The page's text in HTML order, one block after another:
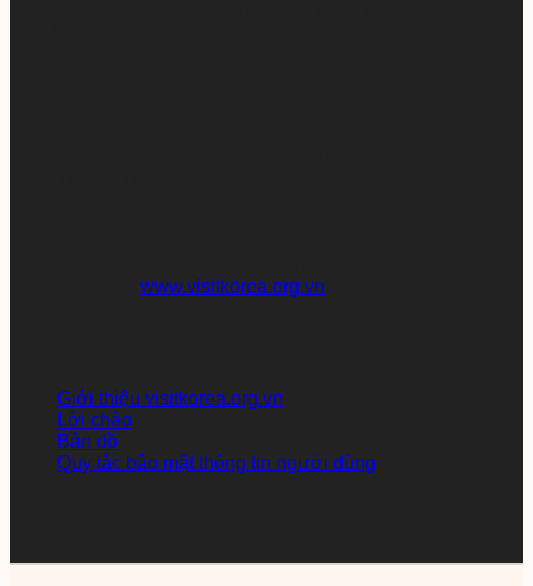
www.visitkorea.org.vn
Giới thiệu visitkorea.org.vn
Lời chào
Bản đồ
Quy tắc bảo mật thông tin người dùng